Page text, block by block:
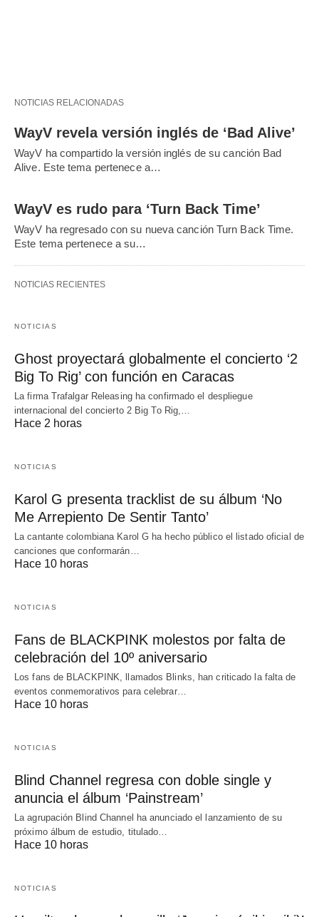
NOTICIAS RELACIONADAS
WayV revela versión inglés de ‘Bad Alive’
WayV ha compartido la versión inglés de su canción Bad
Alive. Este tema pertenece a…
WayV es rudo para ‘Turn Back Time’
WayV ha regresado con su nueva canción Turn Back Time.
Este tema pertenece a su…
NOTICIAS RECIENTES
NOTICIAS
Ghost proyectará globalmente el concierto ‘2
Big To Rig’ con función en Caracas
La firma Trafalgar Releasing ha confirmado el despliegue
internacional del concierto 2 Big To Rig,…
Hace 2 horas
NOTICIAS
Karol G presenta tracklist de su álbum ‘No
Me Arrepiento De Sentir Tanto’
La cantante colombiana Karol G ha hecho público el listado oficial de
canciones que conformarán…
Hace 10 horas
NOTICIAS
Fans de BLACKPINK molestos por falta de
celebración del 10º aniversario
Los fans de BLACKPINK, llamados Blinks, han criticado la falta de
eventos conmemorativos para celebrar…
Hace 10 horas
NOTICIAS
Blind Channel regresa con doble single y
anuncia el álbum ‘Painstream’
La agrupación Blind Channel ha anunciado el lanzamiento de su
próximo álbum de estudio, titulado…
Hace 10 horas
NOTICIAS